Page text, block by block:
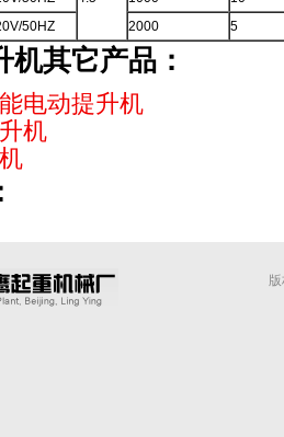
50HZ 2000 5
机其它产品：
电动提升机
机